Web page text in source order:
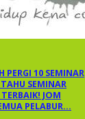
PERGI 10 SEMINAR
SEMINAR
JOM
PELABUR...